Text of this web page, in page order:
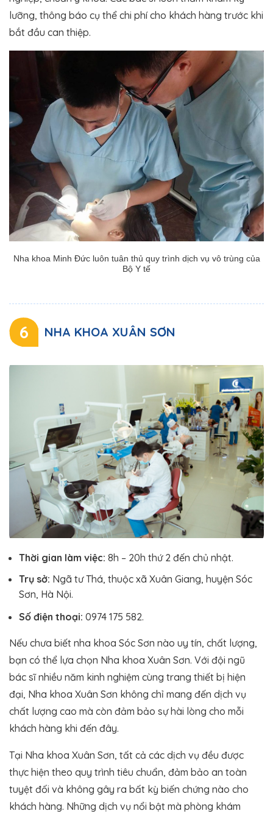
lưỡng, thông báo cụ thể chi phí cho khách hàng trước khi
bắt đầu can thiệp.
Nha khoa Minh Đức luôn tuân thủ quy trình dịch vụ vô trùng của
Bộ Y tế
6 NHA KHOA XUÂN SƠN
Thời gian làm việc: 8h – 20h thứ 2 đến chủ nhật.
Trụ sở: Ngã tư Thá, thuộc xã Xuân Giang, huyện Sóc
Sơn, Hà Nội.
Số điện thoại: 0974 175 582.
Nếu chưa biết nha khoa Sóc Sơn nào uy tín, chất lượng,
bạn có thể lựa chọn Nha khoa Xuân Sơn. Với đội ngũ
bác sĩ nhiều năm kinh nghiệm cùng trang thiết bị hiện
đại, Nha khoa Xuân Sơn không chỉ mang đến dịch vụ
chất lượng cao mà còn đảm bảo sự hài lòng cho mỗi
khách hàng khi đến đây.
Tại Nha khoa Xuân Sơn, tất cả các dịch vụ đều được
thực hiện theo quy trình tiêu chuẩn, đảm bảo an toàn
tuyệt đối và không gây ra bất kỳ biến chứng nào cho
khách hàng. Những dịch vụ nổi bật mà phòng khám